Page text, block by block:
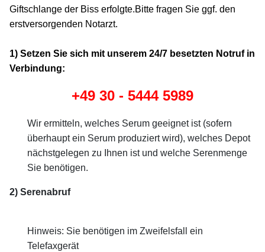
Giftschlange der Biss erfolgte.Bitte fragen Sie ggf. den
erstversorgenden Notarzt.
1) Setzen Sie sich mit unserem 24/7 besetzten Notruf in
Verbindung:
+49 30 - 5444 5989
Wir ermitteln, welches Serum geeignet ist (sofern
überhaupt ein Serum produziert wird), welches Depot
nächstgelegen zu Ihnen ist und welche Serenmenge
Sie benötigen.
2) Serenabruf
Hinweis: Sie benötigen im Zweifelsfall ein
Telefaxgerät